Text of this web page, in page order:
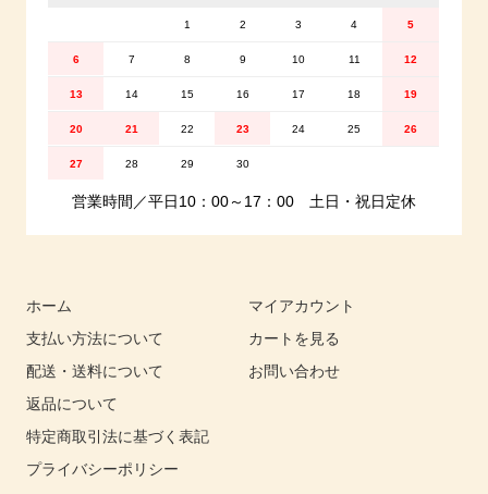
1 2 3 4 5
6 7 8 9 10 11 12
13 14 15 16 17 18 19
20 21 22 23 24 25 26
27 28 29 30
営業時間／平日10：00～17：00 土日・祝日定休
ホーム
支払い方法について
配送・送料について
返品について
特定商取引法に基づく表記
プライバシーポリシー
マイアカウント
カートを見る
お問い合わせ